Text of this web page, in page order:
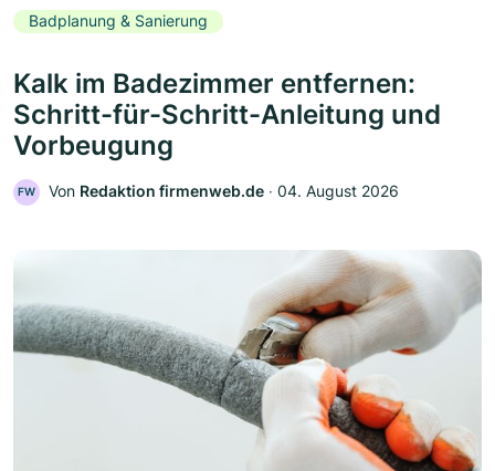
Badplanung & Sanierung
Kalk im Badezimmer entfernen:
Schritt-für-Schritt-Anleitung und
Vorbeugung
FW Von Redaktion firmenweb.de ‧ 04. August 2026